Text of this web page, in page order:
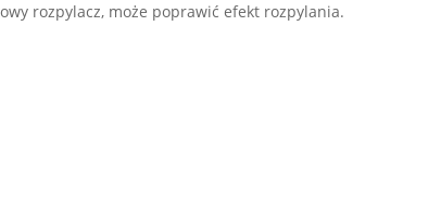
rozpylacz, może poprawić efekt rozpylania.